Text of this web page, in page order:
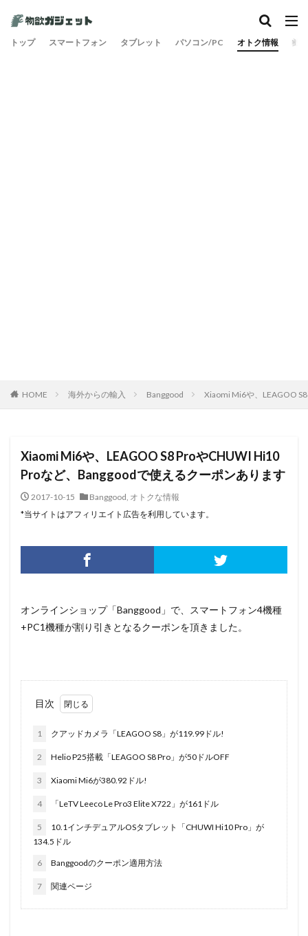
トップ スマートフォン タブレット パソコン/PC オトク情報 旅
HOME 海外からの輸入 Banggood Xiaomi Mi6や、LEAGOO
Xiaomi Mi6や、LEAGOO S8 ProやCHUWI Hi10
Proなど、Banggoodで使えるクーポンあります
2017-10-15 Banggood, オトクな情報
*当サイトはアフィリエイト広告を利用しています。
オンラインショップ「Banggood」で、スマートフォン4機種
+PC1機種が割り引きとなるクーポンを頂きました。
目次
1 クアッドカメラ「LEAGOO S8」が119.99ドル!
2 Helio P25搭載「LEAGOO S8 Pro」が50ドルOFF
3 Xiaomi Mi6が380.92ドル!
4 「LeTV Leeco Le Pro3 Elite X722」が161ドル
5
10.1インチデュアルOSタブレット「CHUWI Hi10 Pro」が
134.5ドル
6 Banggoodのクーポン適用方法
7 関連ページ